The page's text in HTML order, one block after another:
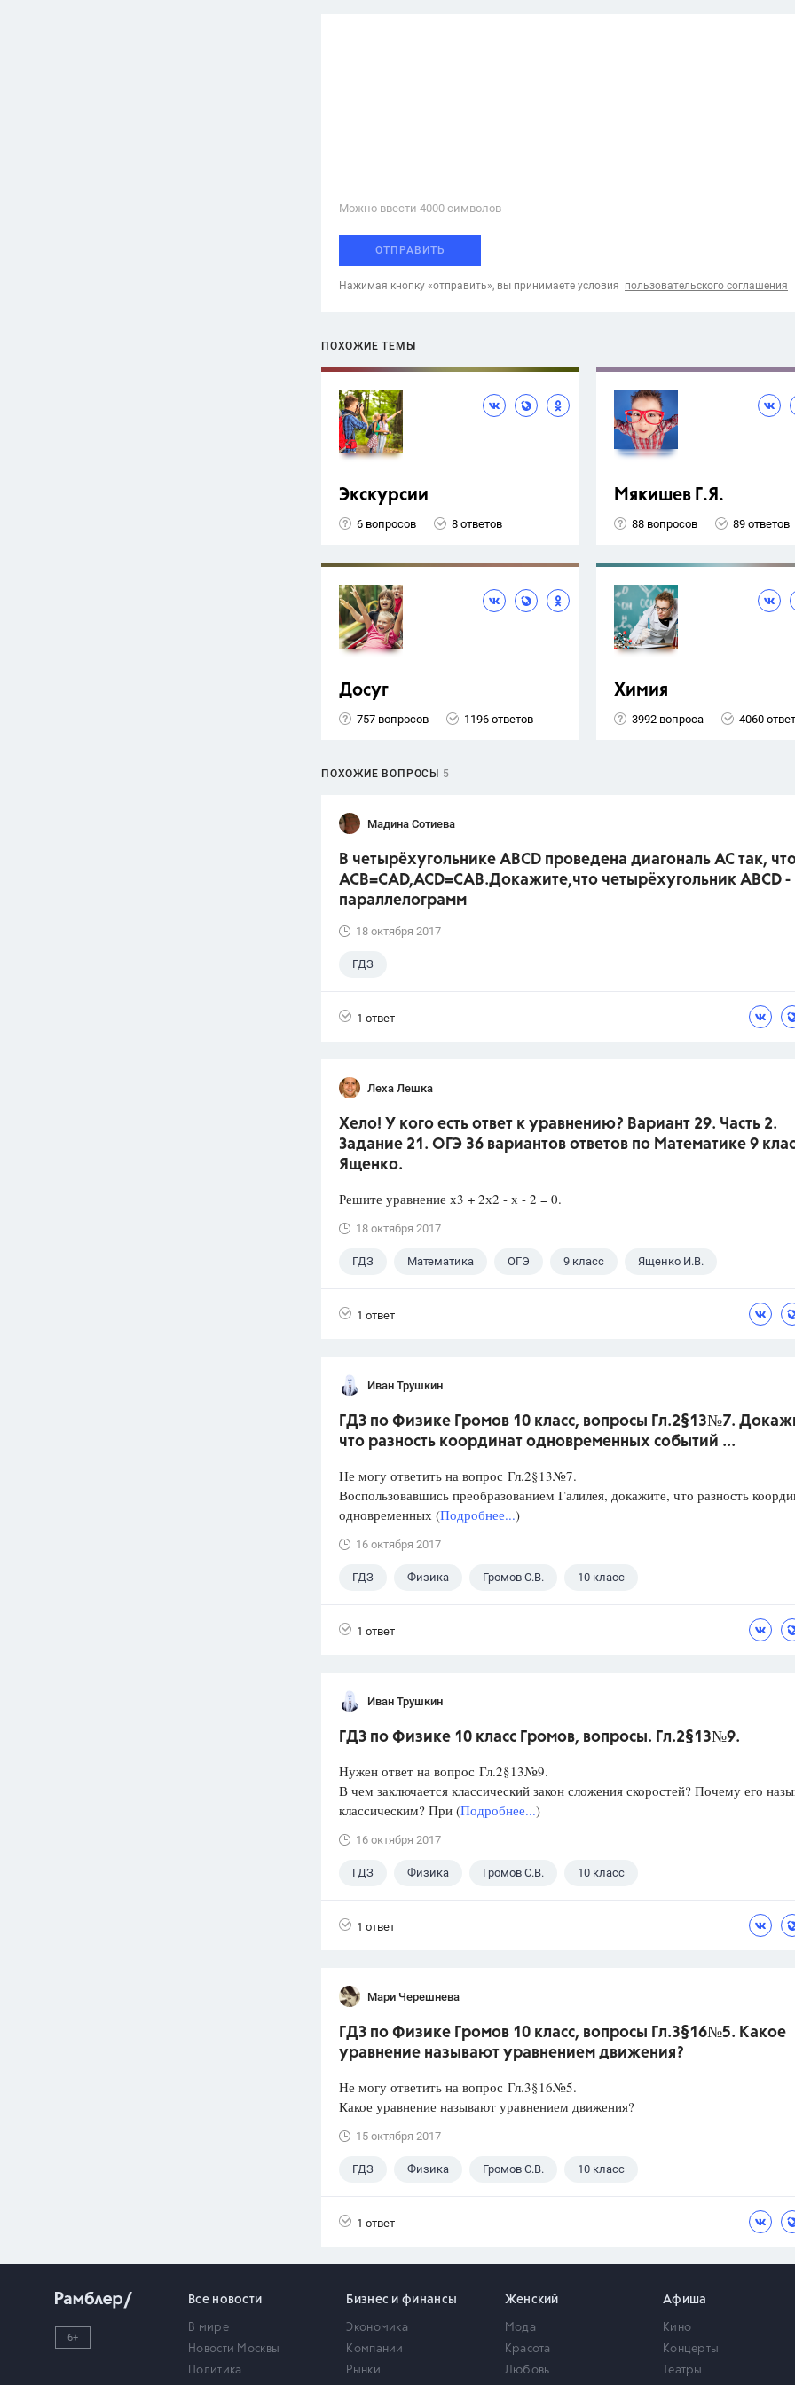
Можно ввести 4000 cимволов
ОТПРАВИТЬ
Нажимая кнопку «отправить», вы принимаете условия пользовательского соглашения
ПОХОЖИЕ ТЕМЫ
Экскурсии
6 вопросов 8 ответов
Мякишев Г.Я.
88 вопросов 89 ответов
Досуг
757 вопросов 1196 ответов
Химия
3992 вопроса 4060
ПОХОЖИЕ ВОПРОСЫ 5
Мадина Сотиева
В четырёхугольнике ABCD проведена диагональ AC так,
ACB=CAD,ACD=CAB.Докажите,что четырёхугольник ABCD -
параллелограмм
18 октября 2017
ГДЗ
1 ответ
Леха Лешка
Хело! У кого есть ответ к уравнению? Вариант 29. Часть 2.
Задание 21. ОГЭ 36 вариантов ответов по Математике 9
Ященко.
Решите уравнение х3 + 2х2 - х - 2 = 0.
18 октября 2017
ГДЗ Математика ОГЭ 9 класс Ященко И.В.
1 ответ
Иван Трушкин
ГДЗ по Физике Громов 10 класс, вопросы Гл.2§13№7.
что разность координат одновременных событий ...
Не могу ответить на вопрос Гл.2§13№7.
Воспользовавшись преобразованием Галилея, докажите, что разность
одновременных (Подробнее...)
16 октября 2017
ГДЗ Физика Громов С.В. 10 класс
1 ответ
Иван Трушкин
ГДЗ по Физике 10 класс Громов, вопросы. Гл.2§13№9.
Нужен ответ на вопрос Гл.2§13№9.
В чем заключается классический закон сложения скоростей? Почему его
классическим? При (Подробнее...)
16 октября 2017
ГДЗ Физика Громов С.В. 10 класс
1 ответ
Мари Черешнева
ГДЗ по Физике Громов 10 класс, вопросы Гл.3§16№5. Какое
уравнение называют уравнением движения?
Не могу ответить на вопрос Гл.3§16№5.
Какое уравнение называют уравнением движения?
15 октября 2017
ГДЗ Физика Громов С.В. 10 класс
1 ответ
6+
Все новости
В мире
Новости Москвы
Политика
Бизнес и финансы
Экономика
Компании
Рынки
Женский
Мода
Красота
Любовь
Афиша
Кино
Концерты
Театры